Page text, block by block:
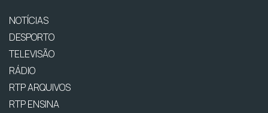
NOTÍCIAS
DESPORTO
TELEVISÃO
RÁDIO
RTP ARQUIVOS
RTP ENSINA